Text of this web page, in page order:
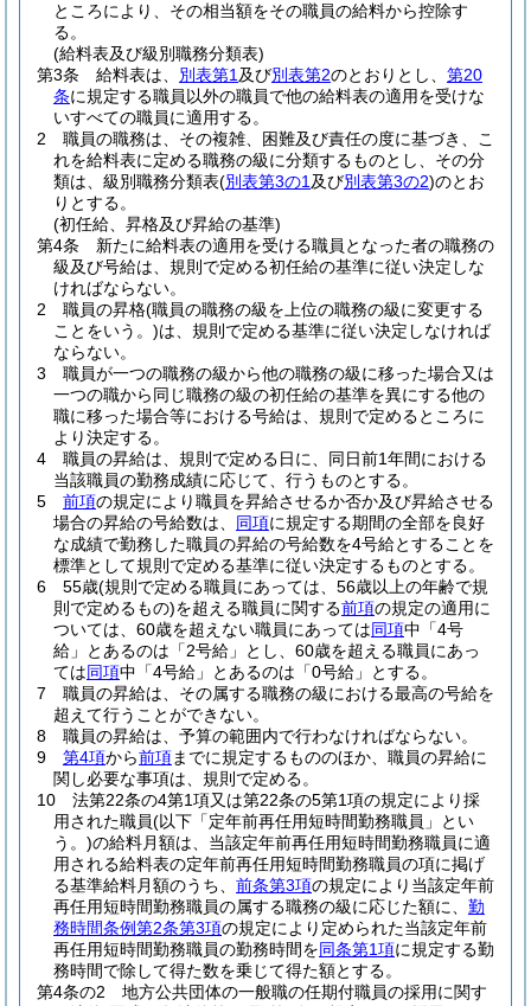
ところにより、その相当額をその職員の給料から控除す
る。
(給料表及び級別職務分類表)
第3条
給料表は、 別表第1 及び別表第2のとおりとし、 第20
条に規定する職員以外の職員で他の給料表の適用を受けな
いすべての職員に適用する。
2
職員の職務は、その複雑、困難及び責任の度に基づき、こ
れを給料表に定める職務の級に分類するものとし、その分
類は、級別職務分類表(別表第3の1 及び別表第3の2)のとお
りとする。
(初任給、昇格及び昇給の基準)
第4条
新たに給料表の適用を受ける職員となった者の職務の
級及び号給は、規則で定める初任給の基準に従い決定しな
ければならない。
2
職員の昇格(職員の職務の級を上位の職務の級に変更する
ことをいう。)は、規則で定める基準に従い決定しなければ
ならない。
3
職員が一つの職務の級から他の職務の級に移った場合又は
一つの職から同じ職務の級の初任給の基準を異にする他の
職に移った場合等における号給は、規則で定めるところに
より決定する。
4
職員の昇給は、規則で定める日に、同日前1年間における
当該職員の勤務成績に応じて、行うものとする。
5
前項の規定により職員を昇給させるか否か及び昇給させる
場合の昇給の号給数は、 同項に規定する期間の全部を良好
な成績で勤務した職員の昇給の号給数を4号給とすることを
標準として規則で定める基準に従い決定するものとする。
6
55歳(規則で定める職員にあっては、56歳以上の年齢で規
則で定めるもの)を超える職員に関する前項の規定の適用に
ついては、60歳を超えない職員にあっては同項中「4号
給」とあるのは「2号給」とし、60歳を超える職員にあっ
ては同項中「4号給」とあるのは「0号給」とする。
7
職員の昇給は、その属する職務の級における最高の号給を
超えて行うことができない。
8
職員の昇給は、予算の範囲内で行わなければならない。
9
第4項から前項までに規定するもののほか、職員の昇給に
関し必要な事項は、規則で定める。
10
法第22条の4第1項又は第22条の5第1項の規定により採
用された職員(以下「定年前再任用短時間勤務職員」とい
う。)の給料月額は、当該定年前再任用短時間勤務職員に適
用される給料表の定年前再任用短時間勤務職員の項に掲げ
る基準給料月額のうち、 前条第3項の規定により当該定年前
再任用短時間勤務職員の属する職務の級に応じた額に、 勤
務時間条例第2条第3項の規定により定められた当該定年前
再任用短時間勤務職員の勤務時間を同条第1項に規定する勤
務時間で除して得た数を乗じて得た額とする。
第4条の2
地方公共団体の一般職の任期付職員の採用に関す